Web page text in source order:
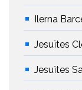
Ilerna
Jesuïtes
Jesuïtes